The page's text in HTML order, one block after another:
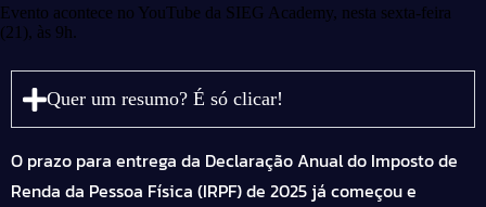
Evento acontece no YouTube da SIEG Academy, nesta sexta-feira
(21), às 9h.
Quer um resumo? É só clicar!
O prazo para entrega da Declaração Anual do Imposto de
Renda da Pessoa Física (IRPF) de 2025 já começou e